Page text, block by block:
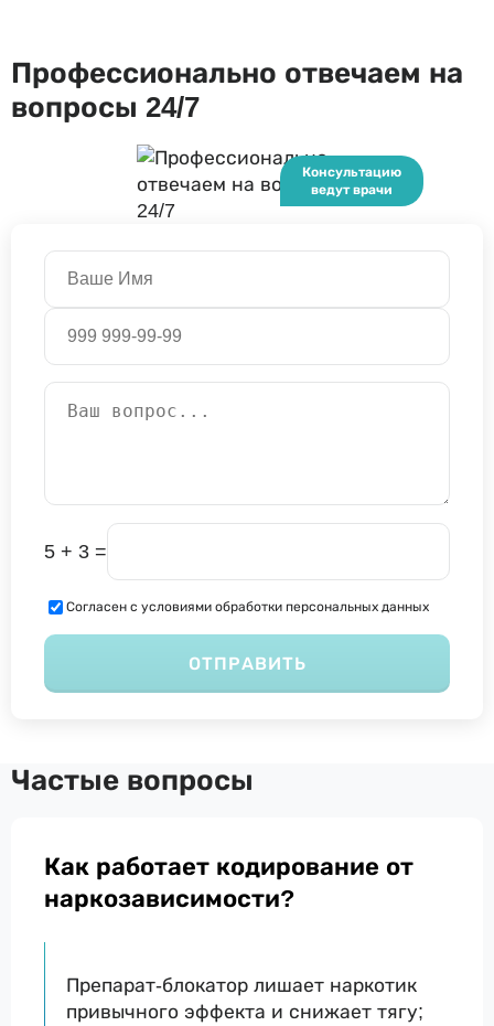
Профессионально отвечаем на
вопросы 24/7
5 + 3 =
Согласен с условиями обработки персональных данных
ОТПРАВИТЬ
Частые вопросы
Как работает кодирование от
наркозависимости?
Препарат-блокатор лишает наркотик
привычного эффекта и снижает тягу;